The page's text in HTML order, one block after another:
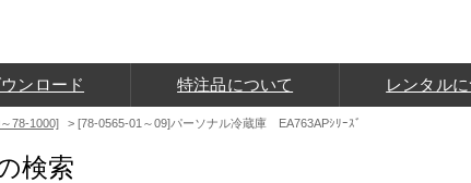
78-1000] > [78-0565-01～09]パーソナル冷蔵庫 EA763APｼﾘｰｽﾞ
検索
ンロード 特注品について レンタル